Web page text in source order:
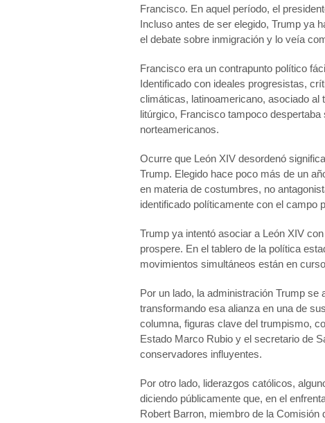
Francisco. En aquel período, el
Incluso antes de ser elegido, Trump ya
el debate sobre inmigración y lo veía
Francisco era un contrapunto político
Identificado con ideales progresistas,
climáticas, latinoamericano, asociado
litúrgico, Francisco tampoco
norteamericanos.
Ocurre que León XIV desordenó
Trump. Elegido hace poco más de un
en materia de costumbres, no
identificado políticamente con el campo
Trump ya intentó asociar a León XIV
prospere. En el tablero de la política
movimientos simultáneos están en
Por un lado, la administración Trump
transformando esa alianza en una de
columna, figuras clave del trumpismo,
Estado Marco Rubio y el secretario de
conservadores influyentes.
Por otro lado, liderazgos católicos,
diciendo públicamente que, en el
Robert Barron, miembro de la Comisión